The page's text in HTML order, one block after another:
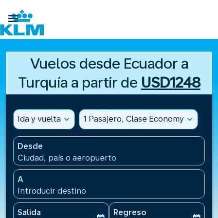

Vuelos desde Ecuador a
Turquía a partir de USD1248
Ida y vuelta expand_more 1 Pasajero, Clase Economy expand_more
Desde
Ciudad, país o aeropuerto
A
Introducir destino
Salida Regreso